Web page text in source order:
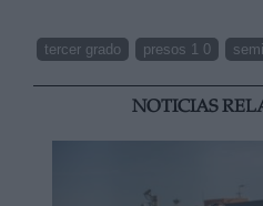
tercer grado presos 1 0
NOTICIAS